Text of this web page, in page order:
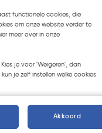
- Bekijk
functionele cookies, die
om onze website verder te
meer over in onze
je voor 'Weigeren', dan
je zelf instellen welke cookies
Akkoord